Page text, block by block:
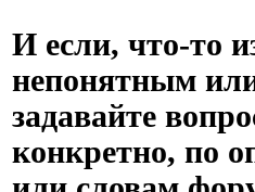
И если, что-то
непонятным
задавайте
конкретно, по